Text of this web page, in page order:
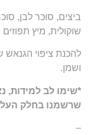
ביצים, סוכר לבן,
שוקולית, מיץ
להכנת ציפוי
ושמן.
*שימו לב למידות,
שרשמנו בחלק
–